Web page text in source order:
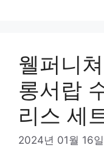
웰퍼니
롱서랍
리스 세
2024년 01월 16일